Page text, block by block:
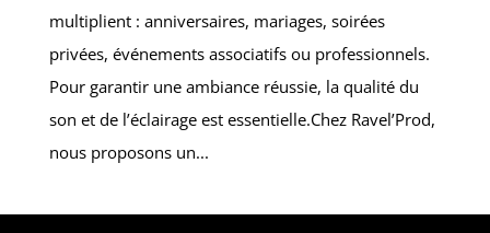
multiplient : anniversaires, mariages, soirées
privées, événements associatifs ou professionnels.
Pour garantir une ambiance réussie, la qualité du
son et de l’éclairage est essentielle.Chez Ravel’Prod,
nous proposons un...